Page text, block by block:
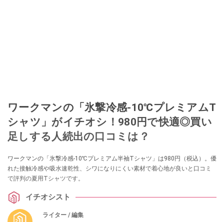
ワークマンの「氷撃冷感-10℃プレミアムT
シャツ」がイチオシ！980円で快適◎買い
足しする人続出の口コミは？
ワークマンの「氷撃冷感-10℃プレミアム半袖Tシャツ」は980円（税込）。優
れた接触冷感や吸水速乾性、シワになりにくい素材で着心地が良いと口コミ
で評判の夏用Tシャツです。
イチオシスト
ライター / 編集